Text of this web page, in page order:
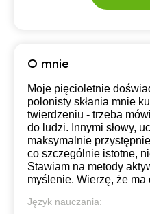
O mnie
Moje pięcioletnie
polonisty skłania mnie
twierdzeniu - trzeba
do ludzi. Innymi słowy,
maksymalnie
co szczególnie istotne,
Stawiam na metody
myślenie. Wierzę, że ma
Język nauczania: